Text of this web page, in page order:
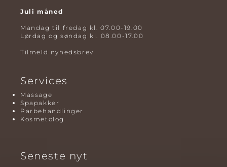
Juli måned
Mandag til fredag kl. 07.00-19.00
Lørdag og søndag kl. 08.00-17.00
Tilmeld nyhedsbrev
Services
Massage
Spapakker
Parbehandlinger
Kosmetolog
Seneste nyt